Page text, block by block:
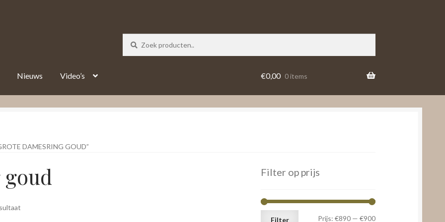
Nieuws Video’s €0,00 0 items
DAMESRING GOUD”
Filter op prijs
Min.
Max.
Filter Prijs: €890— €900